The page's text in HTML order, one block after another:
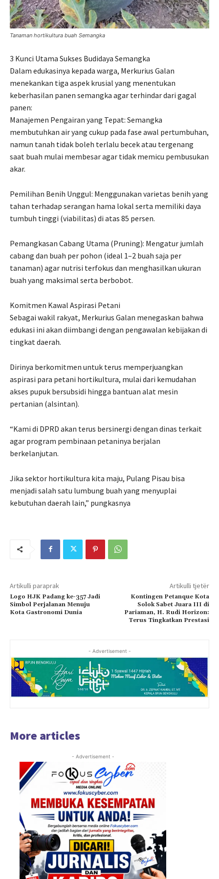
Tanaman hortikultura buah Semangka
3 Kunci Utama Sukses Budidaya Semangka
Dalam edukasinya kepada warga, Merkurius Galan
menekankan tiga aspek krusial yang menentukan
keberhasilan panen semangka agar terhindar dari gagal
panen:
Manajemen Pengairan yang Tepat: Semangka
membutuhkan air yang cukup pada fase awal pertumbuhan,
namun tanah tidak boleh terlalu becek atau tergenang
saat buah mulai membesar agar tidak memicu pembusukan
akar.
Pemilihan Benih Unggul: Menggunakan varietas benih yang
tahan terhadap serangan hama lokal serta memiliki daya
tumbuh tinggi (viabilitas) di atas 85 persen.
Pemangkasan Cabang Utama (Pruning): Mengatur jumlah
cabang dan buah per pohon (ideal 1–2 buah saja per
tanaman) agar nutrisi terfokus dan menghasilkan ukuran
buah yang maksimal serta berbobot.
Komitmen Kawal Aspirasi Petani
Sebagai wakil rakyat, Merkurius Galan menegaskan bahwa
edukasi ini akan diimbangi dengan pengawalan kebijakan di
tingkat daerah.
Dirinya berkomitmen untuk terus memperjuangkan
aspirasi para petani hortikultura, mulai dari kemudahan
akses pupuk bersubsidi hingga bantuan alat mesin
pertanian (alsintan).
“Kami di DPRD akan terus bersinergi dengan dinas terkait
agar program pembinaan petaninya berjalan
berkelanjutan.
Jika sektor hortikultura kita maju, Pulang Pisau bisa
menjadi salah satu lumbung buah yang menyuplai
kebutuhan daerah lain,” pungkasnya
Artikulli paraprak
Logo HJK Padang ke-357 Jadi
Simbol Perjalanan Menuju
Kota Gastronomi Dunia
Artikulli tjetër
Kontingen Petanque Kota
Solok Sabet Juara III di
Pariaman, H. Rudi Horizon:
Terus Tingkatkan Prestasi
- Advertisement -
More articles
- Advertisement -